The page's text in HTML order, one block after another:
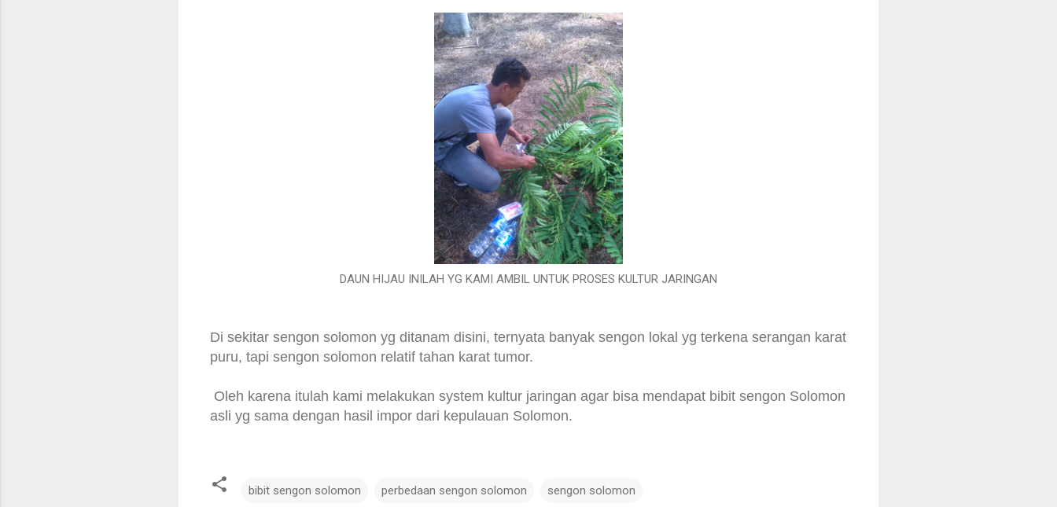
DAUN HIJAU INILAH YG KAMI AMBIL UNTUK PROSES KULTUR JARINGAN
Di sekitar sengon solomon yg ditanam disini, ternyata banyak sengon lokal yg terkena serangan karat
puru, tapi sengon solomon relatif tahan karat tumor.
Oleh karena itulah kami melakukan system kultur jaringan agar bisa mendapat bibit sengon Solomon
asli yg sama dengan hasil impor dari kepulauan Solomon.
bibit sengon solomon perbedaan sengon solomon sengon solomon